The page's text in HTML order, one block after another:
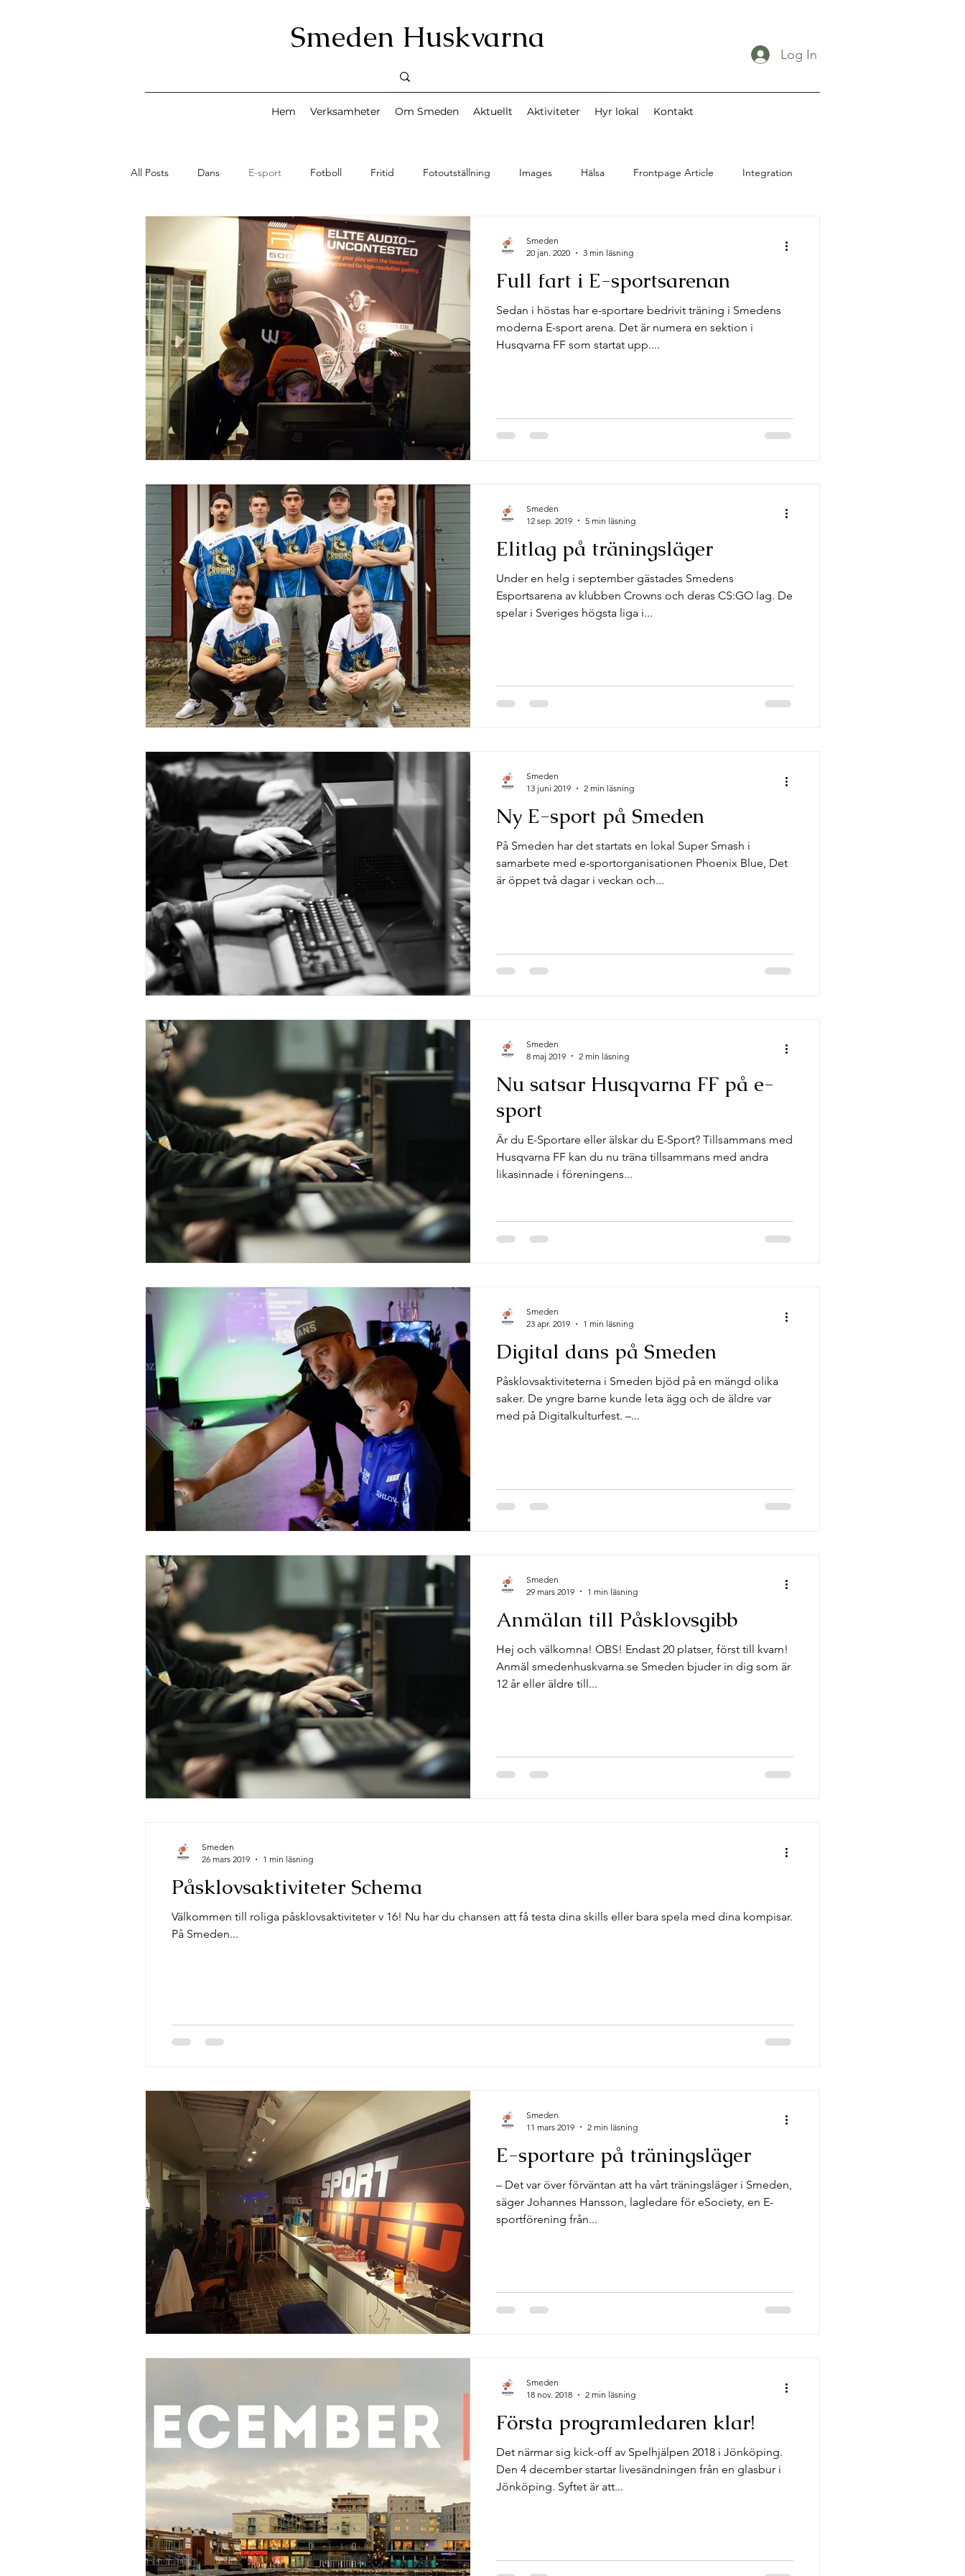
Smeden Huskvarna Log In
Hem Verksamheter Om Smeden Aktuellt Aktiviteter Hyr lokal Kontakt
All Posts Dans E-sport Fotboll Fritid Fotoutställning Images Hälsa Frontpage Article Integration
Lov med Smeden Musik News Miljö
Smeden Profilen Second Hand Turism Teater Upplevelse Uncategorized Utbildning
Välgörande ändamål
Full fart i E-sportsarenan
Sedan i höstas har e-sportare bedrivit träning i Smedens
moderna E-sport arena. Det är numera en sektion i
Husqvarna FF som startat upp....
Smeden
20 jan. 2020
3 min läsning
Elitlag på träningsläger
Under en helg i september gästades Smedens
Esportsarena av klubben Crowns och deras CS:GO lag. De
spelar i Sveriges högsta liga i...
Smeden
12 sep. 2019
5 min läsning
Ny E-sport på Smeden
På Smeden har det startats en lokal Super Smash i
samarbete med e-sportorganisationen Phoenix Blue, Det
är öppet två dagar i veckan och...
Smeden
13 juni 2019
2 min läsning
Nu satsar Husqvarna FF på e-
sport
Är du E-Sportare eller älskar du E-Sport? Tillsammans med
Husqvarna FF kan du nu träna tillsammans med andra
likasinnade i föreningens...
Smeden
8 maj 2019
2 min läsning
Digital dans på Smeden
Påsklovsaktiviteterna i Smeden bjöd på en mängd olika
saker. De yngre barne kunde leta ägg och de äldre var
med på Digitalkulturfest. –...
Smeden
23 apr. 2019
1 min läsning
Anmälan till Påsklovsgibb
Hej och välkomna! OBS! Endast 20 platser, först till kvarn!
Anmäl smedenhuskvarna.se Smeden bjuder in dig som är
12 år eller äldre till...
Smeden
29 mars 2019
1 min läsning
Påsklovsaktiviteter Schema
Välkommen till roliga påsklovsaktiviteter v 16! Nu har du chansen att få testa dina skills eller bara spela med dina kompisar.
På Smeden...
Smeden
26 mars 2019
1 min läsning
E-sportare på träningsläger
– Det var över förväntan att ha vårt träningsläger i Smeden,
säger Johannes Hansson, lagledare för eSociety, en E-
sportförening från...
Smeden
11 mars 2019
2 min läsning
Första programledaren klar!
Det närmar sig kick-off av Spelhjälpen 2018 i Jönköping.
Den 4 december startar livesändningen från en glasbur i
Jönköping. Syftet är att...
Smeden
18 nov. 2018
2 min läsning